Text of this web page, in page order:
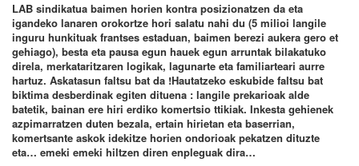
LAB sindikatua baimen horien kontra posizionatzen da eta
igandeko lanaren orokortze hori salatu nahi du (5 milioi langile
inguru hunkituak frantses estaduan, baimen berezi aukera gero et
gehiago), besta eta pausa egun hauek egun arruntak bilakatuko
direla, merkataritzaren logikak, lagunarte eta familiarteari aurre
hartuz. Askatasun faltsu bat da !Hautatzeko eskubide faltsu bat
biktima desberdinak egiten dituena : langile prekarioak alde
batetik, bainan ere hiri erdiko komertsio ttikiak. Inkesta gehienek
azpimarratzen duten bezala, ertain hirietan eta baserrian,
komertsante askok idekitze horien ondorioak pekatzen dituzte
eta… emeki emeki hiltzen diren enpleguak dira…